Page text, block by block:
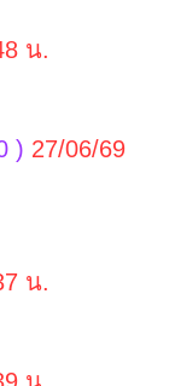
น.
) 27/06/69
น.
น.